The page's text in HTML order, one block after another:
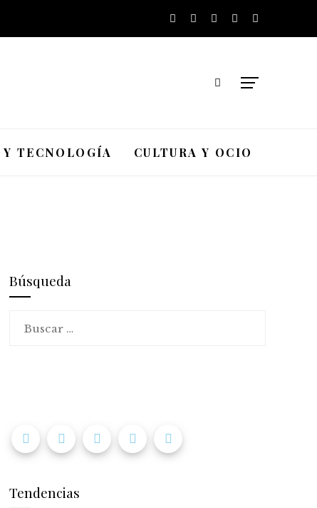
TECNOLOGÍA CULTURA Y OCIO
Búsqueda
Tendencias